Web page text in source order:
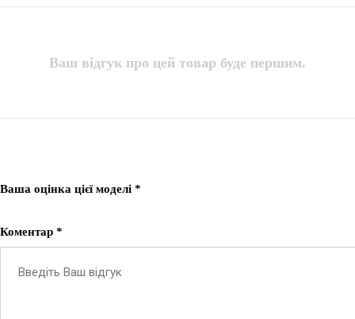
Ваш відгук про цей товар буде першим.
Ваша оцінка цієї моделі *
Коментар *